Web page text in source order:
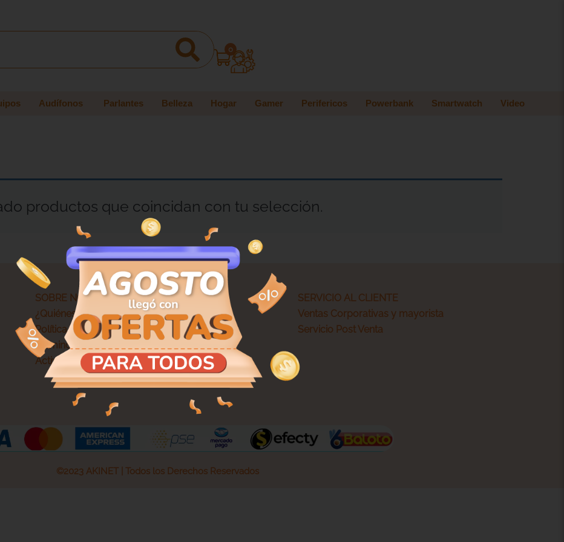
0
Audífonos Parlantes Belleza Hogar Gamer Perifericos Powerbank Smartwatch Video
productos que coincidan con tu selección.
SOBRE NOSOTROS
¿Quiénes somos?
Política de privacidad
Términos y condiciones
Actividades legales y promociones
SERVICIO AL CLIENTE
Ventas Corporativas y mayorista
Servicio Post Venta
©2023 AKINET | Todos los Derechos Reservados